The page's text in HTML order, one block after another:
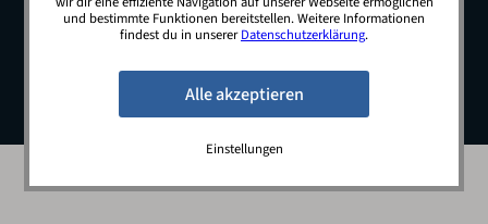
Blog Jobs Newsletter
Kontakt
Preise
Impressum Datenschutz
und bestimmte Funktionen bereitstellen. Weitere Informationen
findest du in unsererDatenschutzerklärung.
Einstellungen